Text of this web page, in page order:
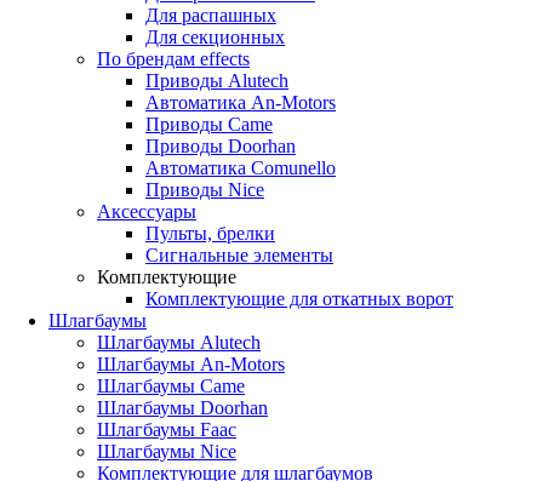
Для распашных
Для секционных
По брендам effects
Приводы Alutech
Автоматика An-Motors
Приводы Came
Приводы Doorhan
Автоматика Comunello
Приводы Nice
Аксессуары
Пульты, брелки
Сигнальные элементы
Комплектующие
Комплектующие для откатных ворот
Шлагбаумы
Шлагбаумы Alutech
Шлагбаумы An-Motors
Шлагбаумы Came
Шлагбаумы Doorhan
Шлагбаумы Faac
Шлагбаумы Nice
Комплектующие для шлагбаумов